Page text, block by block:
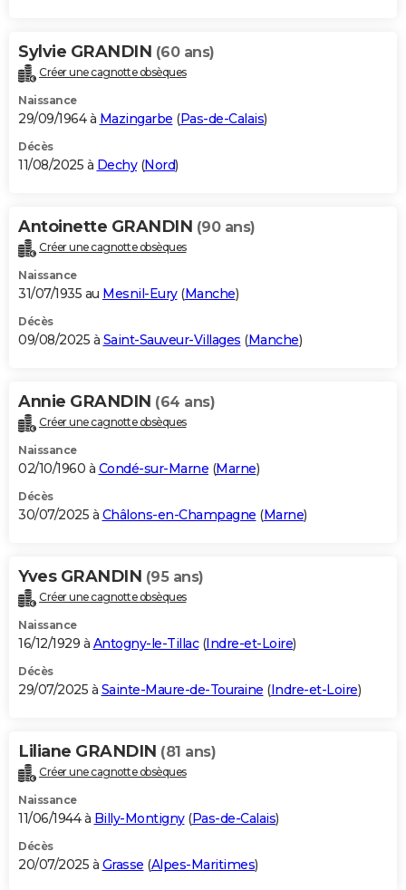
Sylvie GRANDIN (60 ans)
Créer une cagnotte obsèques
Naissance
29/09/1964 à Mazingarbe (Pas-de-Calais)
Décès
11/08/2025 à Dechy(Nord)
Antoinette GRANDIN (90 ans)
Créer une cagnotte obsèques
Naissance
31/07/1935 au Mesnil-Eury(Manche)
Décès
09/08/2025 à Saint-Sauveur-Villages (Manche)
Annie GRANDIN (64 ans)
Créer une cagnotte obsèques
Naissance
02/10/1960 à Condé-sur-Marne (Marne)
Décès
30/07/2025 à Châlons-en-Champagne (Marne)
Yves GRANDIN (95 ans)
Créer une cagnotte obsèques
Naissance
16/12/1929 à Antogny-le-Tillac(Indre-et-Loire)
Décès
29/07/2025 à Sainte-Maure-de-Touraine (Indre-et-Loire)
Liliane GRANDIN (81 ans)
Créer une cagnotte obsèques
Naissance
11/06/1944 à Billy-Montigny(Pas-de-Calais)
Décès
20/07/2025 à Grasse (Alpes-Maritimes)